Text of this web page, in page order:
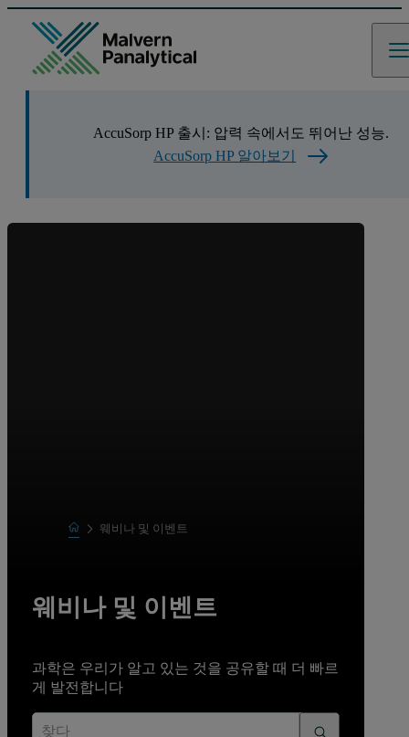
AccuSorp HP 출시: 압력 속에서도 뛰어난 성능.
AccuSorp HP 알아보기
Home
Learn
웨비나 및 이벤트
웨비나 및 이벤트
과학은 우리가 알고 있는 것을 공유할 때 더 빠르
게 발전합니다
찾다